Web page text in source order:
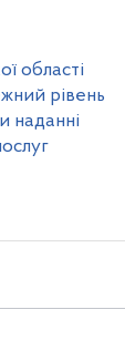
області
рівень
наданні